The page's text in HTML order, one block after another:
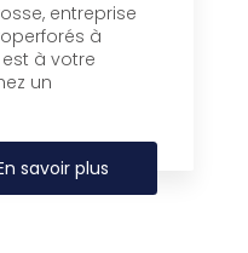
entreprise
à
à votre
un
savoir plus